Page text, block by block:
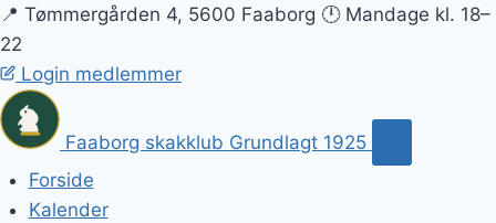
📍 Tømmergården 4, 5600 Faaborg 🕛 Mandage kl. 18–
22
Login medlemmer
Faaborg skakklub Grundlagt 1925
Forside
Kalender